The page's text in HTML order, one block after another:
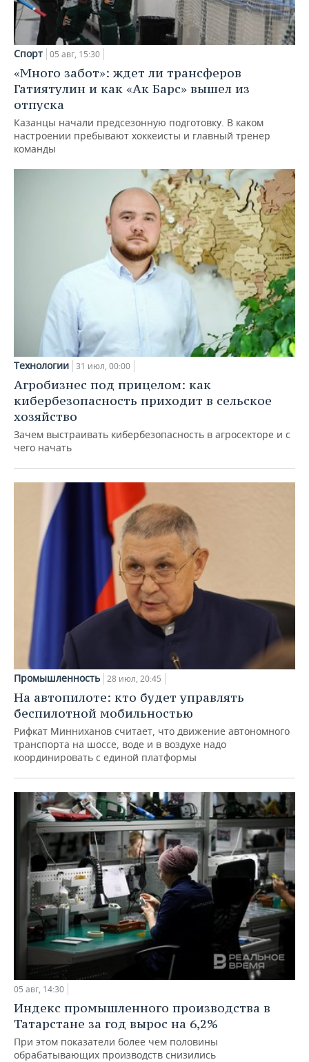
Спорт 05 авг, 15:30
«Много забот»: ждет ли трансферов
Гатиятулин и как «Ак Барс» вышел из
отпуска
Казанцы начали предсезонную подготовку. В каком
настроении пребывают хоккеисты и главный тренер
команды
Технологии 31 июл, 00:00
Агробизнес под прицелом: как
кибербезопасность приходит в сельское
хозяйство
Зачем выстраивать кибербезопасность в агросекторе и с
чего начать
Промышленность 28 июл, 20:45
На автопилоте: кто будет управлять
беспилотной мобильностью
Рифкат Минниханов считает, что движение автономного
транспорта на шоссе, воде и в воздухе надо
координировать с единой платформы
05 авг, 14:30
Индекс промышленного производства в
Татарстане за год вырос на 6,2%
При этом показатели более чем половины
обрабатывающих производств снизились